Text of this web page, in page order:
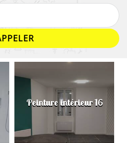
Peinture intérieur 16